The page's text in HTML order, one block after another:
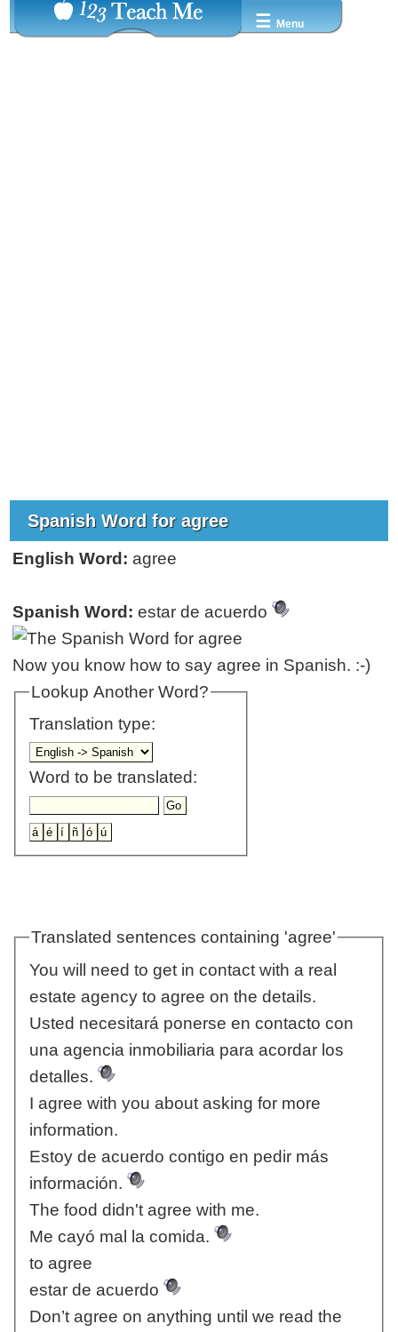
☰ Menu
Spanish Word for agree
English Word: agree
Spanish Word: estar de acuerdo
Now you know how to say agree in Spanish. :-)
Lookup Another Word?
Translation type:
Word to be translated:
Translated sentences containing 'agree'
You will need to get in contact with a real
estate agency to agree on the details.
Usted necesitará ponerse en contacto con
una agencia inmobiliaria para acordar los
detalles.
I agree with you about asking for more
information.
Estoy de acuerdo contigo en pedir más
información.
The food didn't agree with me.
Me cayó mal la comida.
to agree
estar de acuerdo
Don’t agree on anything until we read the